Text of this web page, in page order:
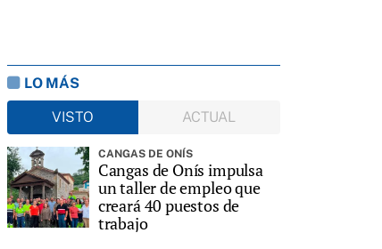
LO MÁS
VISTO
ACTUAL
CANGAS DE ONÍS
Cangas de Onís impulsa
un taller de empleo que
creará 40 puestos de
trabajo